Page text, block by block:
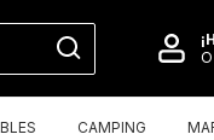
CAMPING